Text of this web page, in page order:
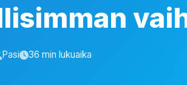
Pasi 36 min lukuaika